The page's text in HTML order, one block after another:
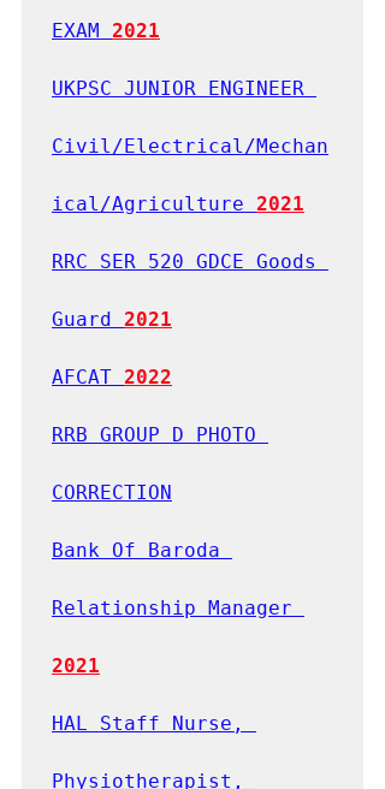
EXAM 2021
UKPSC JUNIOR ENGINEER
Civil/Electrical/Mechan
ical/Agriculture 2021
RRC SER 520 GDCE Goods
Guard 2021
AFCAT 2022
RRB GROUP D PHOTO
CORRECTION
Bank Of Baroda
2021
HAL Staff Nurse,
Physiotherapist,